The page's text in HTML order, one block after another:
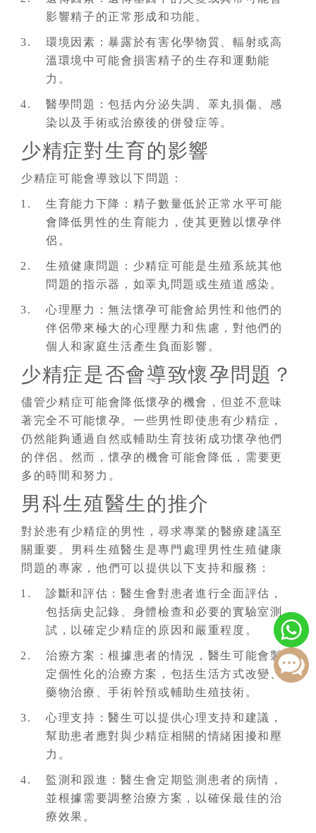
影響精子的正常形成和功能。
環境因素：暴露於有害化學物質、輻射或高
溫環境中可能會損害精子的生存和運動能
力。
醫學問題：包括內分泌失調、睪丸損傷、感
染以及手術或治療後的併發症等。
少精症對生育的影響
少精症可能會導致以下問題：
生育能力下降：精子數量低於正常水平可能
會降低男性的生育能力，使其更難以懷孕伴
侶。
生殖健康問題：少精症可能是生殖系統其他
問題的指示器，如睪丸問題或生殖道感染。
心理壓力：無法懷孕可能會給男性和他們的
伴侶帶來極大的心理壓力和焦慮，對他們的
個人和家庭生活產生負面影響。
少精症是否會導致懷孕問題？
儘管少精症可能會降低懷孕的機會，但並不意味
著完全不可能懷孕。一些男性即使患有少精症，
仍然能夠通過自然或輔助生育技術成功懷孕他們
的伴侶。然而，懷孕的機會可能會降低，需要更
多的時間和努力。
男科生殖醫生的推介
對於患有少精症的男性，尋求專業的醫療建議至
關重要。男科生殖醫生是專門處理男性生殖健康
問題的專家，他們可以提供以下支持和服務：
診斷和評估：醫生會對患者進行全面評估，
包括病史記錄、身體檢查和必要的實驗室測
試，以確定少精症的原因和嚴重程度。
治療方案：根據患者的情況，醫生可能會製
定個性化的治療方案，包括生活方式改變、
藥物治療、手術幹預或輔助生殖技術。
心理支持：醫生可以提供心理支持和建議，
幫助患者應對與少精症相關的情緒困擾和壓
力。
監測和跟進：醫生會定期監測患者的病情，
並根據需要調整治療方案，以確保最佳的治
療效果。